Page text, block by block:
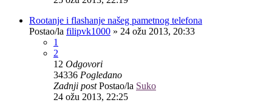
Rootanje i flashanje našeg pametnog telefona
Postao/la filipvk1000 » 24 ožu 2013, 20:33
1
2
12 Odgovori
34336 Pogledano
Zadnji postPostao/la Suko
24 ožu 2013, 22:25